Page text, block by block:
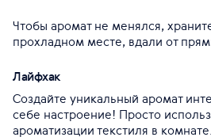
Чтобы аромат не менялся,
прохладном месте, вдали от
Лайфхак
Создайте уникальный аромат
себе настроение! Просто
ароматизации текстиля в комнате.